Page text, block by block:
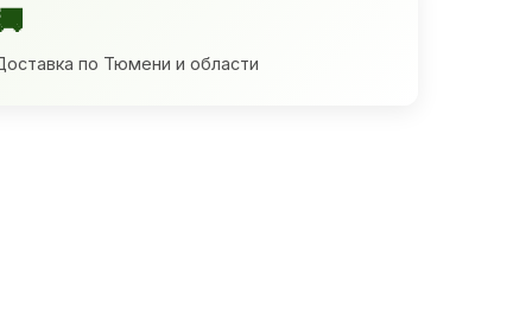
по Тюмени и области